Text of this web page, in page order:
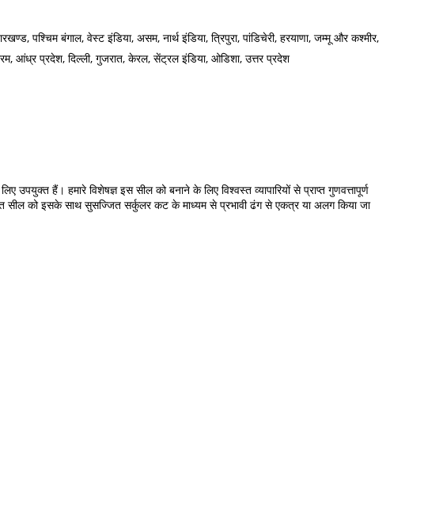
पश्चिम बंगाल, वेस्ट इंडिया, असम, नार्थ इंडिया, त्रिपुरा, पांडिचेरी, हरयाणा, जम्मू और कश्मीर,
आंध्र प्रदेश, दिल्ली, गुजरात, केरल, सेंट्रल इंडिया, ओडिशा, उत्तर प्रदेश
हैं। हमारे विशेषज्ञ इस सील को बनाने के लिए विश्वस्त व्यापारियों से प्राप्त गुणवत्तापूर्ण
सील को इसके साथ सुसज्जित सर्कुलर कट के माध्यम से प्रभावी ढंग से एकत्र या अलग किया जा